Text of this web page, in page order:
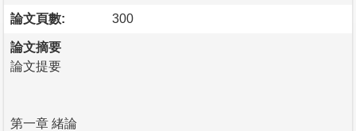
論文頁數: 300
論文摘要
論文提要
第一章 緒論